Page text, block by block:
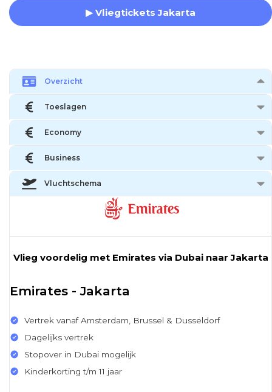
▶ Vliegtickets Jakarta
Overzicht
Toeslagen
Economy
Business
Vluchtschema
Vlieg voordelig met Emirates via Dubai naar Jakarta
Emirates - Jakarta
Vertrek vanaf Amsterdam, Brussel & Dusseldorf
Dagelijks vertrek
Stopover in Dubai mogelijk
Kinderkorting t/m 11 jaar